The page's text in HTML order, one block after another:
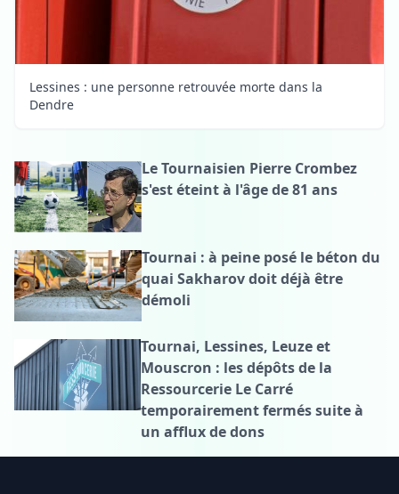
Lessines : une personne retrouvée morte dans la
Dendre
Le Tournaisien Pierre Crombez
s'est éteint à l'âge de 81 ans
Tournai : à peine posé le béton du
quai Sakharov doit déjà être
démoli
Tournai, Lessines, Leuze et
Mouscron : les dépôts de la
Ressourcerie Le Carré
temporairement fermés suite à
un afflux de dons